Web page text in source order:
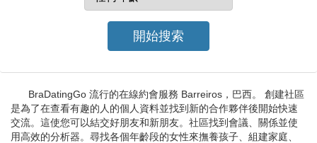
BraDatingGo 流行的在線約會服務 Barreiros，巴西。 創建社區
是為了在查看有趣的人的個人資料並找到新的合作夥伴後開始快速
交流。這使您可以結交好朋友和新朋友。社區找到會議、關係並使
用高效的分析器。尋找各個年齡段的女性來撫養孩子、組建家庭、